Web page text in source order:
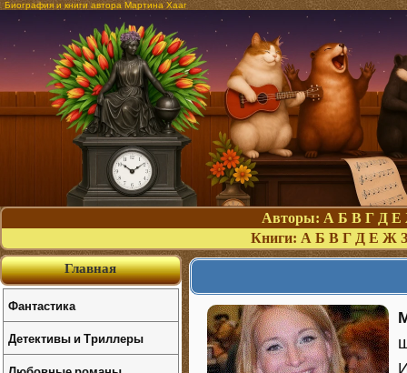
Биография и книги автора Мартина Хааг
Авторы: А Б В Г Д Е
Книги: А Б В Г Д Е Ж З
Главная
Фантастика
Детективы и Триллеры